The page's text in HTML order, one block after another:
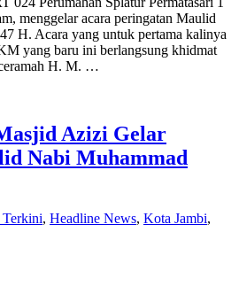
menggelar acara peringatan Maulid
H. Acara yang untuk pertama kalinya
yang baru ini berlangsung khidmat
H. M. …
Azizi Gelar
Nabi Muhammad
Terkini, Headline News, Kota Jambi,